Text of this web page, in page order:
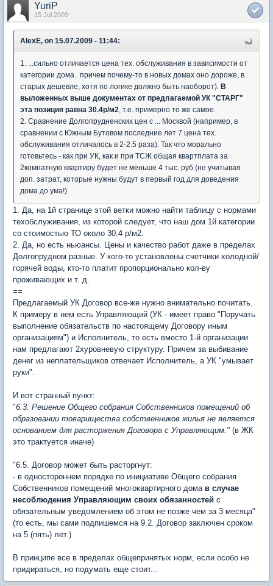
YuriP
15 Jul 2009
AlexE, on 15.07.2009 - 11:44:
1. ...сильно отличается цена тех. обслуживания в зависимости от
категории дома.. причем почему-то в новых домах оно дороже, в
старых дешевле, хотя по логике должно быть наоборот). В
выложенных выше документах от предлагаемой УК "СТАРГ"
эта позиция равна 30.4р/м2, т.е. примерно то же самое.
2. Сравнение Долгопрудненских цен с ... Москвой (например, в
сравнении с Южным Бутовом последние лет 7 цена тех.
обслуживания отличалось в 2-2.5 раза). Так что морально
готовьтесь - как при УК, как и при ТСЖ общая квартплата за
2комнатную квартиру будет не меньше 4 тыс. руб (не учитывая
доп. затрат, которые нужны будут в первый год для доведения
дома до ума!)
1. Да, на 1й странице этой ветки можно найти таблицу с нормами
техобслуживания, из которой следует, что наш дом 1й категории
со стоимостью ТО около 30.4 р/м2.
2. Да, но есть ньюансы. Цены и качество работ даже в пределах
Долгопрудном разные. У кого-то установлены счетчики холодной/
горячей воды, кто-то платит пропорционально кол-ву
проживающих и т. д.
==
Предлагаемый УК Договор все-же нужно внимательно почитать.
К примеру в нем есть Управляющий (УК - имеет право "Поручать
выполнение обязательств по настоящему Договору иным
организациям") и Исполнитель, то есть вместо 1-й организации
нам предлагают 2хуровневую структуру. Причем за выбивание
денег из неплательщиков отвечает Исполнитель, а УК "умывает
руки".
И вот странный пункт:
"6.3. Решение Общего собрания Собственников помещений об
образовании товарищества собственников жилья не является
основанием для расторжения Договора с Управляющим." (в ЖК
это трактуется иначе)
"6.5. Договор может быть расторгнут:
- в одностороннем порядке по инициативе Общего собрания
Собственников помещений многоквартирного дома в случае
несоблюдения Управляющим своих обязанностей с
обязательным уведомлением об этом не позже чем за 3 месяца"
(то есть, мы сами подпишемся на 9.2. Договор заключен сроком
на 5 (пять) лет.)
В принципе все в пределах общепринятых норм, если особо не
придираться, но подумать еще стоит...